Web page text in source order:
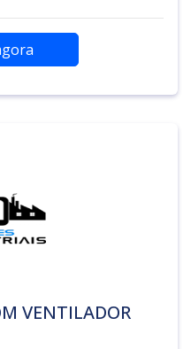
VENTILADOR